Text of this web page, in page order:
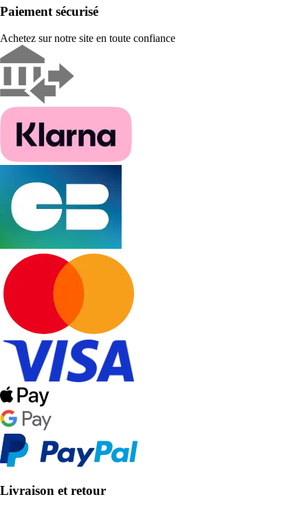
Paiement sécurisé
Achetez sur notre site en toute confiance
Livraison et retour